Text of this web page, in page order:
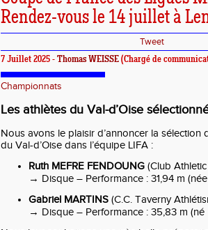
Rendez-vous le 14 juillet à
Tweet
7 Juillet 2025 - Thomas WEISSE (Chargé de
Championnats
Les athlètes du Val-d’Oise
Nous avons le plaisir d’annoncer la sélection
du Val-d’Oise dans l’équipe LIFA :
Ruth MEFRE FENDOUNG (Club
→ Disque – Performance : 31,94 m (née
Gabriel MARTINS (C.C. Taverny
→ Disque – Performance : 35,83 m (né